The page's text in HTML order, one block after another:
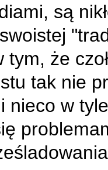
są
że
tak nie
nieco w